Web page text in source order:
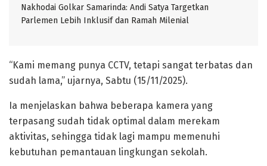
Nakhodai Golkar Samarinda: Andi Satya Targetkan
Parlemen Lebih Inklusif dan Ramah Milenial
“Kami memang punya CCTV, tetapi sangat terbatas dan
sudah lama,” ujarnya, Sabtu (15/11/2025).
Ia menjelaskan bahwa beberapa kamera yang
terpasang sudah tidak optimal dalam merekam
aktivitas, sehingga tidak lagi mampu memenuhi
kebutuhan pemantauan lingkungan sekolah.